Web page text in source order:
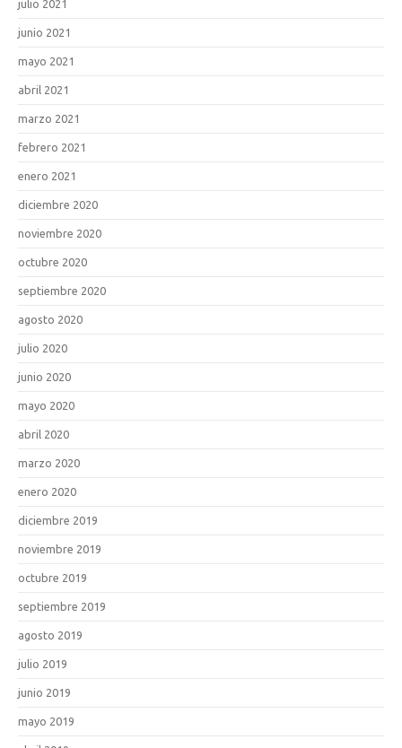
julio 2021
junio 2021
mayo 2021
abril 2021
marzo 2021
febrero 2021
enero 2021
diciembre 2020
noviembre 2020
octubre 2020
septiembre 2020
agosto 2020
julio 2020
junio 2020
mayo 2020
abril 2020
marzo 2020
enero 2020
diciembre 2019
noviembre 2019
octubre 2019
septiembre 2019
agosto 2019
julio 2019
junio 2019
mayo 2019